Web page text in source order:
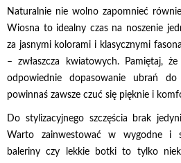
Naturalnie nie wolno zapomnieć
Wiosna to idealny czas na noszenie
za jasnymi kolorami i klasycznymi
– zwłaszcza kwiatowych. Pamiętaj,
odpowiednie dopasowanie ubrań
powinnaś zawsze czuć się pięknie i
Do stylizacyjnego szczęścia brak
Warto zainwestować w wygodne i
baleriny czy lekkie botki to tylko